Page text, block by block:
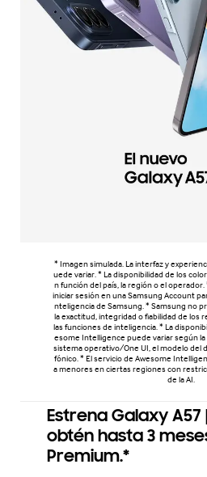
* Imagen simulada. La interfaz y
uede variar. * La disponibilidad de los
n función del país, la región o el
iniciar sesión en una Samsung Account
nteligencia de Samsung. * Samsung no
la exactitud, integridad o fiabilidad de los
las funciones de inteligencia. * La
esome Intelligence puede variar según la
sistema operativo/One UI, el modelo del
fónico. * El servicio de Awesome
a menores en ciertas regiones con
de la AI.
Estrena Galaxy A57
obtén hasta 3
Premium.*